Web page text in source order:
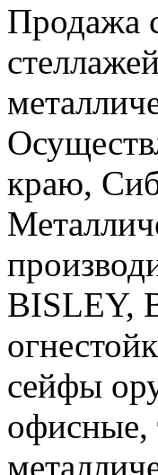
Продажа
краю,
BISLEY,
сейфы
офисные,